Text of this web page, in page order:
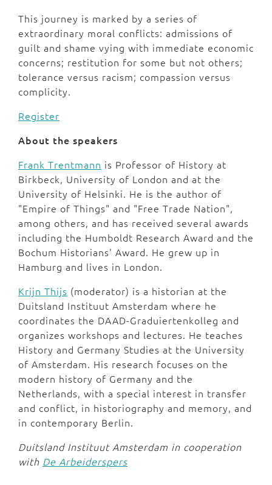
This journey is marked by a series of
extraordinary moral conflicts: admissions of
guilt and shame vying with immediate economic
concerns; restitution for some but not others;
tolerance versus racism; compassion versus
complicity.
Register
About the speakers
Frank Trentmann is Professor of History at
Birkbeck, University of London and at the
University of Helsinki. He is the author of
"Empire of Things" and "Free Trade Nation",
among others, and has received several awards
including the Humboldt Research Award and the
Bochum Historians' Award. He grew up in
Hamburg and lives in London.
Krijn Thijs (moderator) is a historian at the
Duitsland Instituut Amsterdam where he
coordinates the DAAD-Graduiertenkolleg and
organizes workshops and lectures. He teaches
History and Germany Studies at the University
of Amsterdam. His research focuses on the
modern history of Germany and the
Netherlands, with a special interest in transfer
and conflict, in historiography and memory, and
in contemporary Berlin.
Duitsland Instituut Amsterdam in cooperation
with De Arbeiderspers